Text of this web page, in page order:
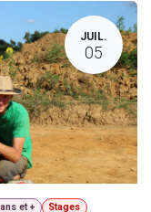
JUIL.
05
et + Stages